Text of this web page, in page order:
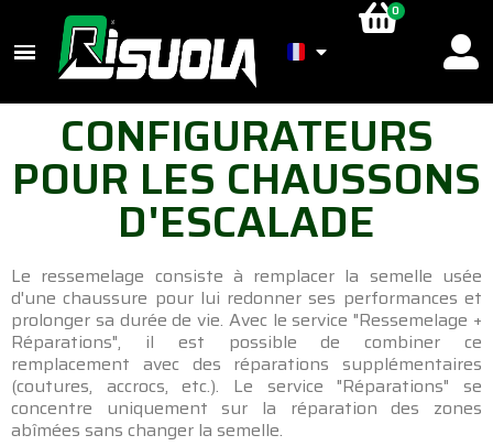
CONFIGURATEURS
POUR LES CHAUSSONS
D'ESCALADE
Le ressemelage consiste à remplacer la semelle usée
d'une chaussure pour lui redonner ses performances et
prolonger sa durée de vie. Avec le service "Ressemelage +
Réparations", il est possible de combiner ce
remplacement avec des réparations supplémentaires
(coutures, accrocs, etc.). Le service "Réparations" se
concentre uniquement sur la réparation des zones
abîmées sans changer la semelle.